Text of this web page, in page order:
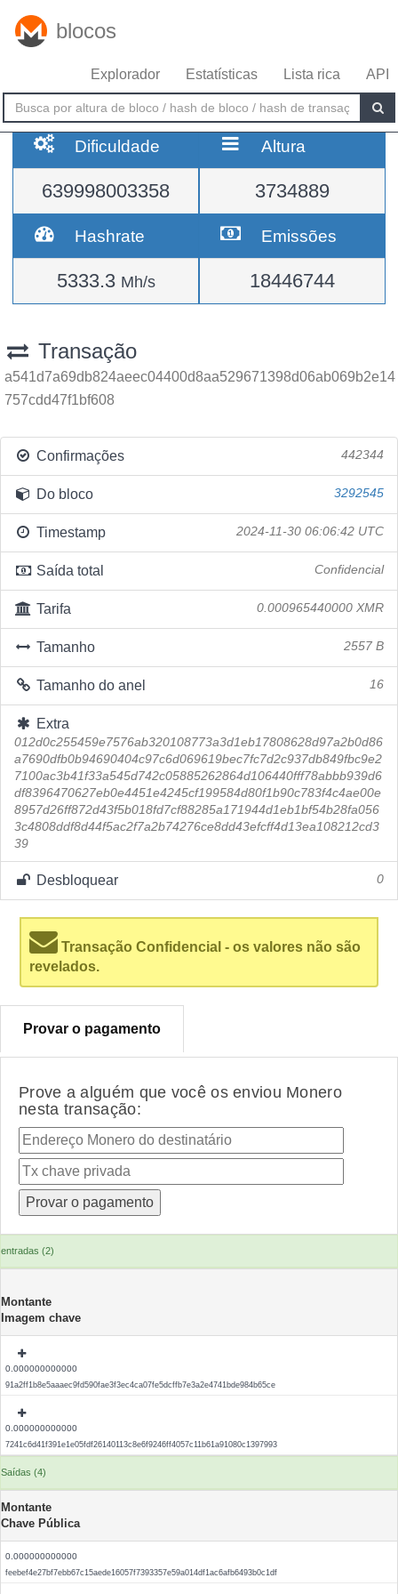
blocos
Explorador Estatísticas Lista rica API
Dificuldade
639998003358
Altura
3734889
Hashrate
5333.3 Mh/s
Emissões
18446744
Transação
a541d7a69db824aeec04400d8aa529671398d06ab069b2e14
757cdd47f1bf608
Confirmações 442344
Do bloco 3292545
Timestamp 2024-11-30 06:06:42 UTC
Saída total Confidencial
Tarifa 0.000965440000 XMR
Tamanho 2557 B
Tamanho do anel 16
Extra
012d0c255459e7576ab320108773a3d1eb17808628d97a2b0d86
a7690dfb0b94690404c97c6d069619bec7fc7d2c937db849fbc9e2
7100ac3b41f33a545d742c05885262864d106440fff78abbb939d6
df8396470627eb0e4451e4245cf199584d80f1b90c783f4c4ae00e
8957d26ff872d43f5b018fd7cf88285a171944d1eb1bf54b28fa056
3c4808ddf8d44f5ac2f7a2b74276ce8dd43efcff4d13ea108212cd3
39
Desbloquear 0
Transação Confidencial - os valores não são
revelados.
Provar o pagamento
Prove a alguém que você os enviou Monero
nesta transação:
entradas (2)
Montante
Imagem chave
0.000000000000
91a2ff1b8e5aaaec9fd590fae3f3ec4ca07fe5dcffb7e3a2e4741bde984b65ce
0.000000000000
7241c6d41f391e1e05fdf26140113c8e6f9246ff4057c11b61a91080c1397993
Saídas (4)
Montante
Chave Pública
0.000000000000
feebef4e27bf7ebb67c15aede16057f7393357e59a014df1ac6afb6493b0c1df